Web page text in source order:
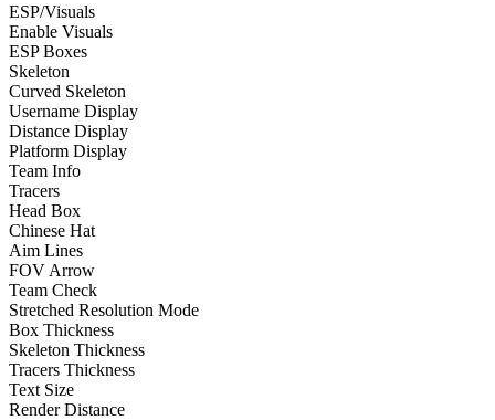
ESP/Visuals
Enable Visuals
ESP Boxes
Skeleton
Curved Skeleton
Username Display
Distance Display
Platform Display
Team Info
Tracers
Head Box
Chinese Hat
Aim Lines
FOV Arrow
Team Check
Stretched Resolution Mode
Box Thickness
Skeleton Thickness
Tracers Thickness
Text Size
Render Distance